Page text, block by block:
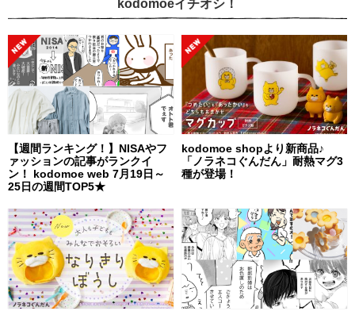
kodomoeイチオシ！
【週間ランキング！】NISAやフ
ァッションの記事がランクイ
ン！ kodomoe web 7月19日～
25日の週間TOP5★
kodomoe shopより新商品♪
「ノラネコぐんだん」耐熱マグ3
種が登場！